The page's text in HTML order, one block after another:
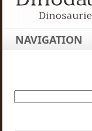
NAVIGATION